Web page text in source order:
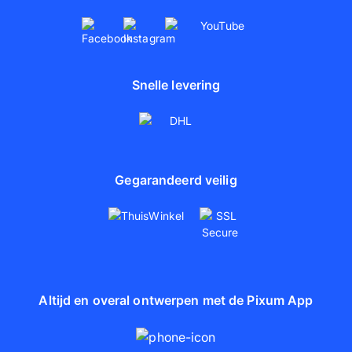
Snelle levering
Gegarandeerd veilig
Altijd en overal ontwerpen met de Pixum App